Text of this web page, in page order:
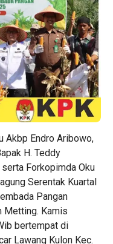
Akbp Endro Aribowo,
H. Teddy
Forkopimda Oku
Serentak Kuartal
Pangan
Metting. Kamis
bertempat di
Lawang Kulon Kec.